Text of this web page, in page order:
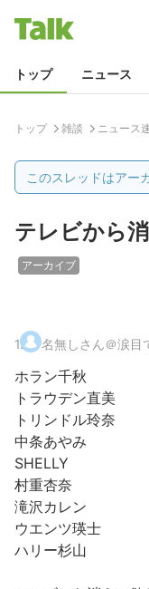
トップ ニュース
トップ 雑談 ニュース
このスレッドはアー
テレビから
アーカイブ
1. 名無しさん＠涙目
ホラン千秋
トラウデン直美
トリンドル玲奈
中条あやみ
SHELLY
村重杏奈
滝沢カレン
ウエンツ瑛士
ハリー杉山